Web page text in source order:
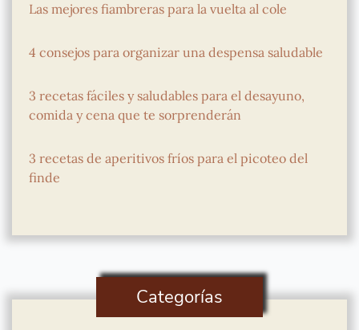
Las mejores fiambreras para la vuelta al cole
4 consejos para organizar una despensa saludable
3 recetas fáciles y saludables para el desayuno,
comida y cena que te sorprenderán
3 recetas de aperitivos fríos para el picoteo del
finde
Categorías